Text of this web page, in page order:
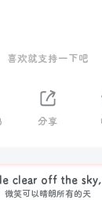
喜欢就支持一下吧
分享
clear off the
微笑可以晴朗所有的天